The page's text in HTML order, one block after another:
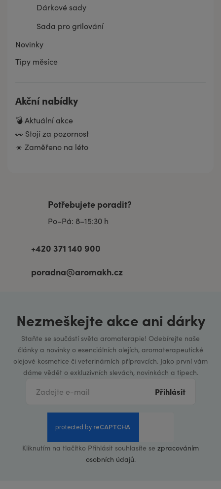
Dárkové sady
Sada pro grilování
Novinky
Tipy měsíce
Akční nabídky
💣 Aktuální akce
👀 Stojí za pozornost
☀️ Zaměřeno na léto
Potřebujete poradit?
Po–Pá: 8–15:30 h
+420 371 140 900
poradna@aromakh.cz
Nezmeškejte akce ani dárky
Staňte se součástí světa aromaterapie! Odebírejte naše
články a novinky o esenciálních olejích, aromaterapeutické
olejové kosmetice či veterinárních přípravcích. Jako první vám
dáme vědět o exkluzivních slevách, novinkách a tipech.
Přihlásit
Kliknutím na tlačítko Přihlásit souhlasíte se zpracováním
osobních údajů.